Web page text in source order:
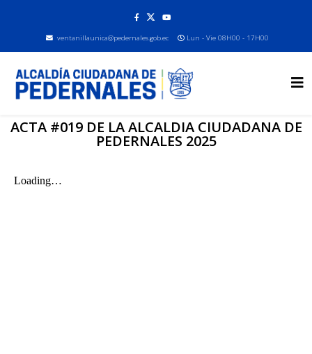
ventanillaunica@pedernales.gob.ec Lun - Vie 08H00 - 17H00
ACTA #019 DE LA ALCALDIA CIUDADANA DE
PEDERNALES 2025